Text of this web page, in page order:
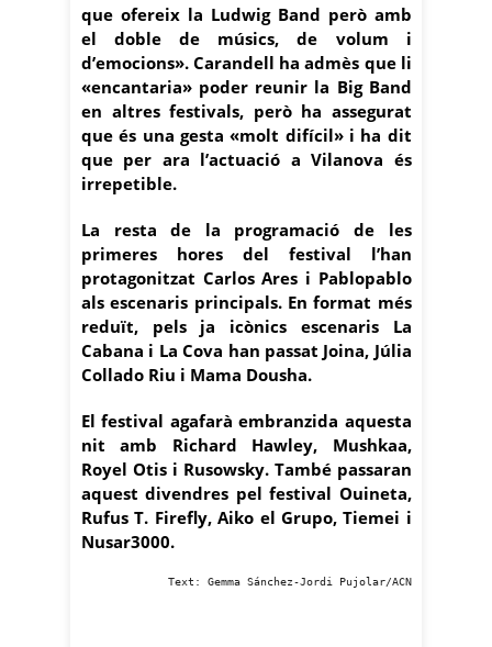
que ofereix la Ludwig Band però amb
el doble de músics, de volum i
d’emocions». Carandell ha admès que li
«encantaria» poder reunir la Big Band
en altres festivals, però ha assegurat
que és una gesta «molt difícil» i ha dit
que per ara l’actuació a Vilanova és
irrepetible.
La resta de la programació de les
primeres hores del festival l’han
protagonitzat Carlos Ares i Pablopablo
als escenaris principals. En format més
reduït, pels ja icònics escenaris La
Cabana i La Cova han passat Joina, Júlia
Collado Riu i Mama Dousha.
El festival agafarà embranzida aquesta
nit amb Richard Hawley, Mushkaa,
Royel Otis i Rusowsky. També passaran
aquest divendres pel festival Ouineta,
Rufus T. Firefly, Aiko el Grupo, Tiemei i
Nusar3000.
Text: Gemma Sánchez-Jordi Pujolar/ACN